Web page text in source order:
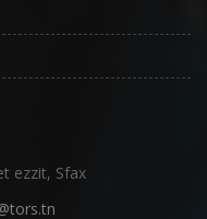
ezzit, Sfax